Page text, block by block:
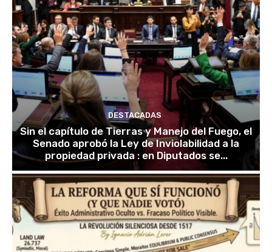
DESTACADAS
Sin el capítulo de Tierras y Manejo del Fuego, el
Senado aprobó la Ley de Inviolabilidad a la
propiedad privada : en Diputados se...